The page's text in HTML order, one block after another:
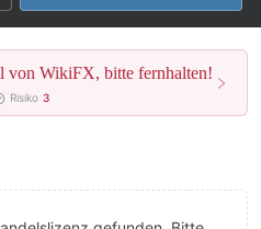
von WikiFX, bitte fernhalten!
Risiko 3